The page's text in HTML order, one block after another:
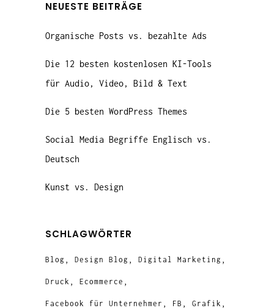
NEUESTE BEITRÄGE
Organische Posts vs. bezahlte Ads
Die 12 besten kostenlosen KI-Tools
für Audio, Video, Bild & Text
Die 5 besten WordPress Themes
Social Media Begriffe Englisch vs.
Deutsch
Kunst vs. Design
SCHLAGWÖRTER
Blog Design Blog Digital Marketing
Druck Ecommerce
Facebook für Unternehmer FB Grafik